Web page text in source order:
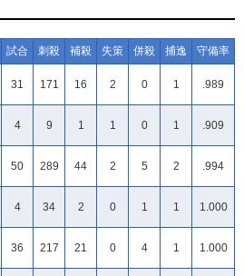
試合 刺殺 補殺 失策 併殺 捕逸 守備率
31 171 16 2 0 1 .989
4 9 1 1 0 1 .909
50 289 44 2 5 2 .994
4 34 2 0 1 1 1.000
36 217 21 0 4 1 1.000